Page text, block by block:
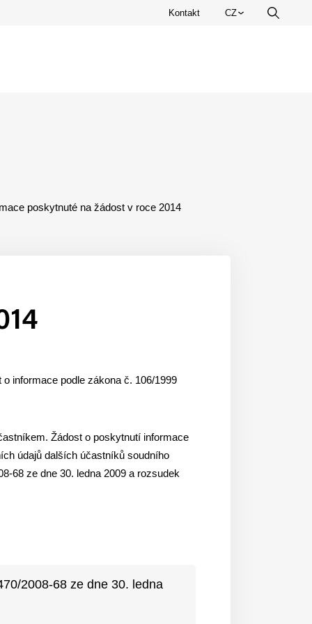
Kontakt
Zvolte
CZ
poskytnuté na žádost v roce 2014
o informace podle zákona č. 106/1999
Žádost o poskytnutí informace
údajů dalších účastníků soudního
68 ze dne 30. ledna 2009 a rozsudek
2008-68 ze dne 30. ledna